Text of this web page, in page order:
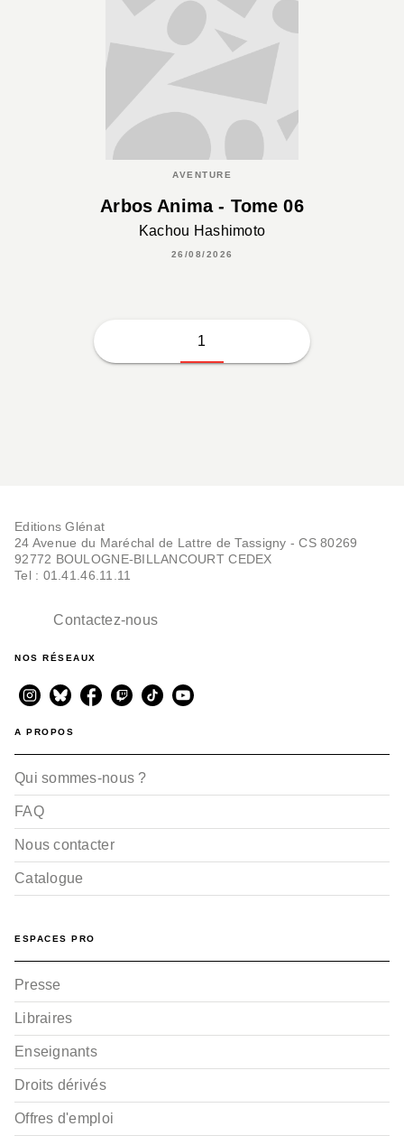
AVENTURE
Arbos Anima - Tome 06
Kachou Hashimoto
26/08/2026
1
Editions Glénat
24 Avenue du Maréchal de Lattre de Tassigny - CS 80269
92772 BOULOGNE-BILLANCOURT CEDEX
Tel : 01.41.46.11.11
Contactez-nous
NOS RÉSEAUX
A PROPOS
Qui sommes-nous ?
FAQ
Nous contacter
Catalogue
ESPACES PRO
Presse
Libraires
Enseignants
Droits dérivés
Offres d'emploi